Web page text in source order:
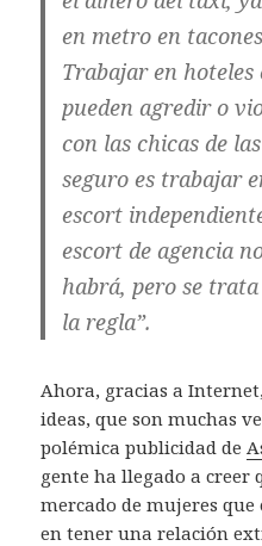
en metro en
Trabajar en
pueden agredir o
con las chicas de
seguro es trabajar
escort
escort de agencia
habrá, pero se
la regla”.
Ahora, gracias a
ideas, que son muchas
polémica publicidad de
gente ha llegado a creer
mercado de mujeres que
en tener una relación